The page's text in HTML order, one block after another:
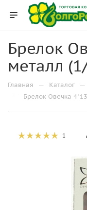
Брелок
металл
Главная — Каталог —
— Брелок Овечка
1